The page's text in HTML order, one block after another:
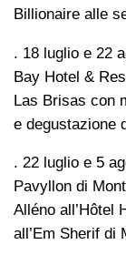
Billionaire alle
. 18 luglio e 22
Bay Hotel &
Las Brisas con
e degustazione
. 22 luglio e 5
Pavyllon di
Alléno all’Hôtel
all’Em Sherif